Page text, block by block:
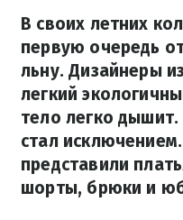
В своих летних
первую очередь
льну. Дизайнеры
легкий
тело легко дышит.
стал
представили
шорты, брюки и